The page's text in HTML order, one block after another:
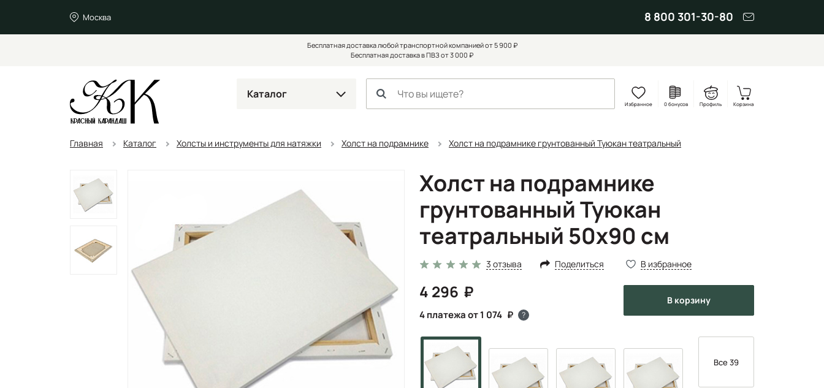
Москва 8 800 301-30-80
Бесплатная доставка любой транспортной компанией от 5 900 ₽
Бесплатная доставка в ПВЗ от 3 000 ₽
Каталог
Избранное 0 бонусов Профиль Корзина
Главная Каталог Холсты и инструменты для натяжки Холст на подрамнике Холст на подрамнике грунтованный Туюкан театральный
Холст на подрамнике
грунтованный Туюкан
театральный 50x90 см
3 отзыва Поделиться В избранное
4 296
4 платежа от 1 074 ?
в корзину
Все 39